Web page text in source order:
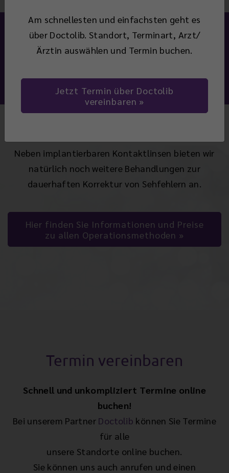
Neben implantierbaren Kontaktlinsen bieten wir
natürlich noch weitere Behandlungen zur
dauerhaften Korrektur von Sehfehlern an.
Hier finden Sie Informationen und Preise
zu allen Operationsmethoden
Termin vereinbaren
Schnell und unkompliziert Termine online
buchen!
Bei unserem Partner Doctolib können Sie Termine
für alle
unsere Standorte online buchen.
Sie können uns auch anrufen und einen
Am schnellesten und einfachsten geht es
über Doctolib. Standort, Terminart, Arzt/
Ärztin auswählen und Termin buchen.
Jetzt Termin über Doctolib
vereinbaren